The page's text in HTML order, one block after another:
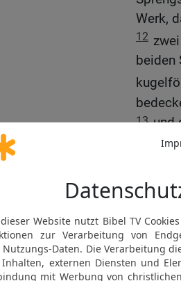
Werk,
12
beiden
13 und
zwei
Säulen
14 Und
15 das
16 und